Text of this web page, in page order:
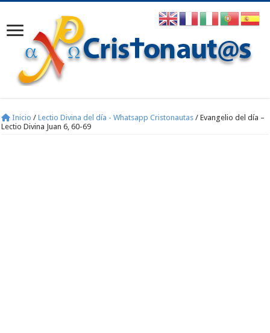
Inicio / Lectio Divina del día - Whatsapp Cristonautas / Evangelio del día –
Lectio Divina Juan 6, 60-69